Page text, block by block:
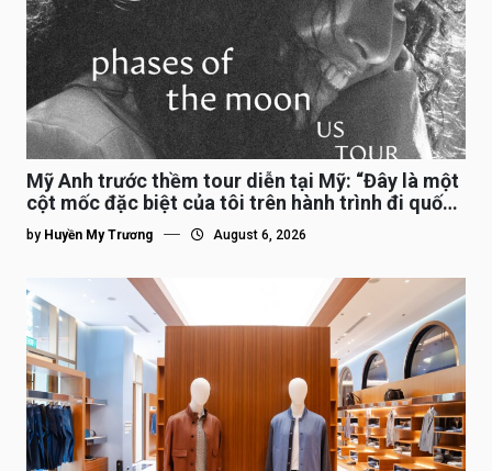
Mỹ Anh trước thềm tour diễn tại Mỹ: “Đây là một
cột mốc đặc biệt của tôi trên hành trình đi quốc
tế”
by Huyền My Trương August 6, 2026